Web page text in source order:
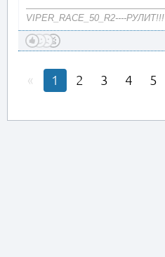
VIPER_RACE_50_R2----РУЛИТ!!!
1 2 3 4 5